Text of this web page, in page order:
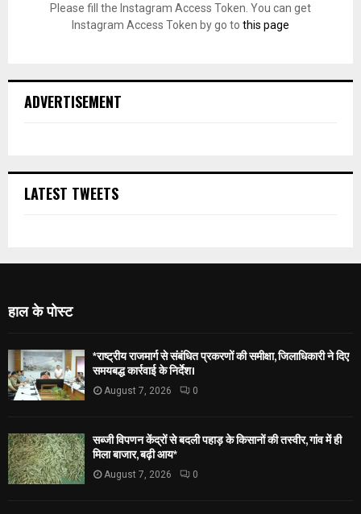
Please fill the Instagram Access Token. You can get
Instagram Access Token by go to this page
ADVERTISEMENT
LATEST TWEETS
हाल के पोस्ट
*राष्ट्रीय राजमार्ग से संबंधित प्रकरणों की समीक्षा, जिलाधिकारी ने दिए
समयबद्ध कार्रवाई के निर्देश।
August 7, 2026 0
सब्जी विपणन केंद्रों से बदली पहाड़ के किसानों की तस्वीर, गांव में ही
मिला बाजार, बढ़ी आय*
August 7, 2026 0